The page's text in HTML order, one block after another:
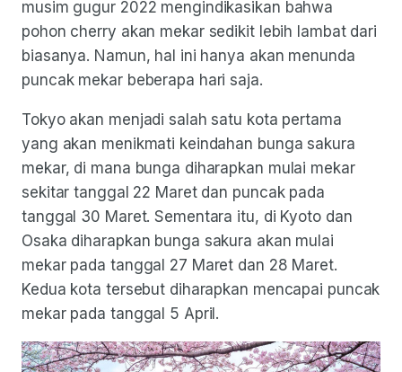
musim gugur 2022 mengindikasikan bahwa
pohon cherry akan mekar sedikit lebih lambat dari
biasanya. Namun, hal ini hanya akan menunda
puncak mekar beberapa hari saja.
Tokyo akan menjadi salah satu kota pertama
yang akan menikmati keindahan bunga sakura
mekar, di mana bunga diharapkan mulai mekar
sekitar tanggal 22 Maret dan puncak pada
tanggal 30 Maret. Sementara itu, di Kyoto dan
Osaka diharapkan bunga sakura akan mulai
mekar pada tanggal 27 Maret dan 28 Maret.
Kedua kota tersebut diharapkan mencapai puncak
mekar pada tanggal 5 April.